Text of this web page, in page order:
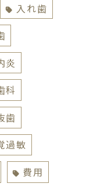
入れ歯
炎
科
歯
過敏
費用